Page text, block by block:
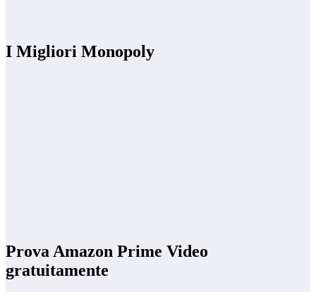
I Migliori Monopoly
Prova Amazon Prime Video
gratuitamente